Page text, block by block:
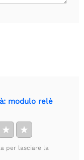
modulo relè
★ ★
per lasciare la